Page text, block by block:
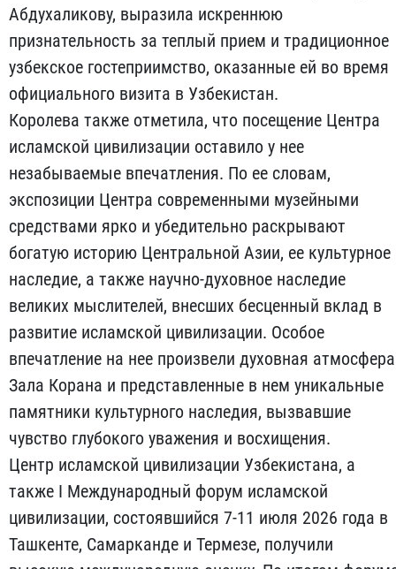
Абдухаликову, выразила искреннюю
признательность за теплый прием и традиционное
узбекское гостеприимство, оказанные ей во время
официального визита в Узбекистан.
Королева также отметила, что посещение Центра
исламской цивилизации оставило у нее
незабываемые впечатления. По ее словам,
экспозиции Центра современными музейными
средствами ярко и убедительно раскрывают
богатую историю Центральной Азии, ее культурное
наследие, а также научно-духовное наследие
великих мыслителей, внесших бесценный вклад в
развитие исламской цивилизации. Особое
впечатление на нее произвели духовная атмосфера
Зала Корана и представленные в нем уникальные
памятники культурного наследия, вызвавшие
чувство глубокого уважения и восхищения.
Центр исламской цивилизации Узбекистана, а
также I Международный форум исламской
цивилизации, состоявшийся 7-11 июля 2026 года в
Ташкенте, Самарканде и Термезе, получили